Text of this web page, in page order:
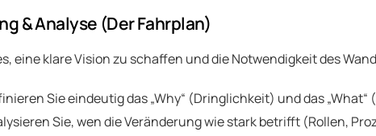
& Analyse (Der Fahrplan)
eine klare Vision zu schaffen und die Notwendigkeit des
Sie eindeutig das „Why“ (Dringlichkeit) und das
Sie, wen die Veränderung wie stark betrifft (Rollen,